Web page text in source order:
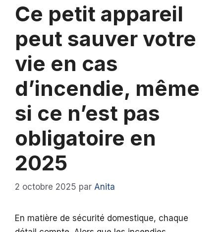
Ce petit appareil
peut sauver votre
vie en cas
d’incendie, même
si ce n’est pas
obligatoire en
2025
2 octobre 2025 par Anita
En matière de sécurité domestique, chaque